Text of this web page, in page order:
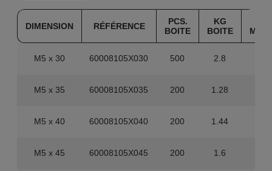
DIMENSION RÉFÉRENCE
PCS.
BOITE
KG
BOITE
M5 x 30 60008105X030 500 2.8
M5 x 35 60008105X035 200 1.28
M5 x 40 60008105X040 200 1.44
M5 x 45 60008105X045 200 1.6